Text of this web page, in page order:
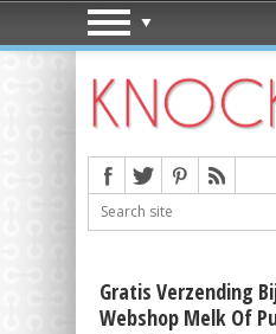
Gratis Verzending
Webshop Melk Of